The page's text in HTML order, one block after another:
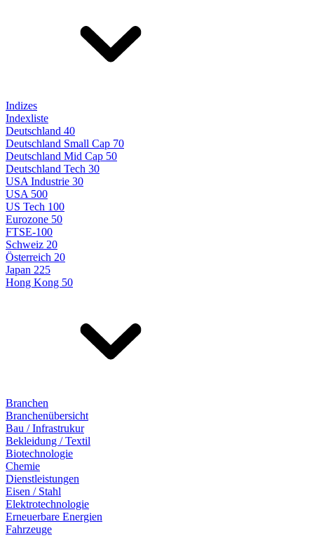
Indizes
Indexliste
Deutschland 40
Deutschland Small Cap 70
Deutschland Mid Cap 50
Deutschland Tech 30
USA Industrie 30
USA 500
US Tech 100
Eurozone 50
FTSE-100
Schweiz 20
Österreich 20
Japan 225
Hong Kong 50
Branchen
Branchenübersicht
Bau / Infrastrukur
Bekleidung / Textil
Biotechnologie
Chemie
Dienstleistungen
Eisen / Stahl
Elektrotechnologie
Erneuerbare Energien
Fahrzeuge